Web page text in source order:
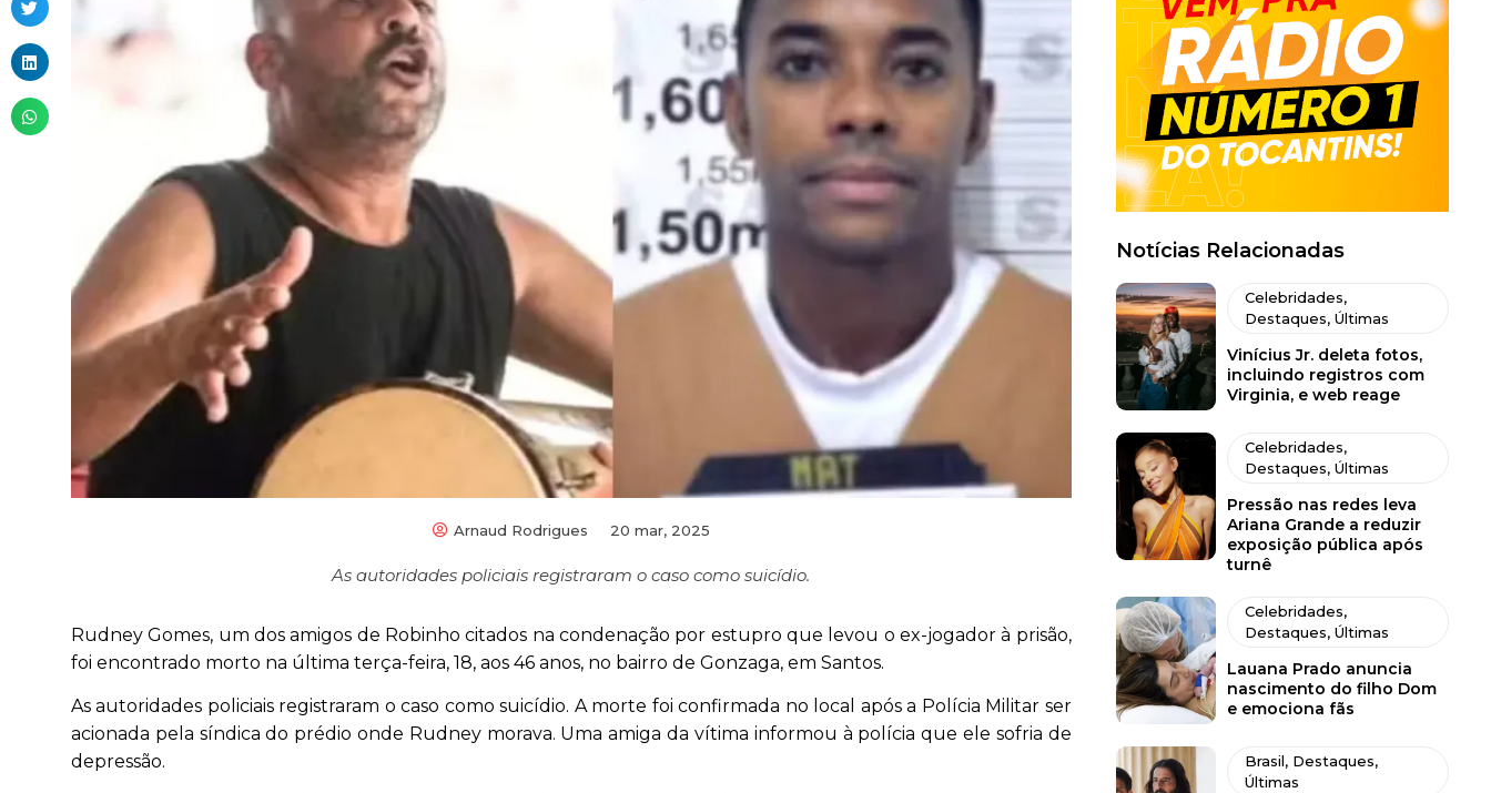
Arnaud Rodrigues 20 mar, 2025
As autoridades policiais registraram o caso como suicídio.
Rudney Gomes, um dos amigos de Robinho citados na condenação por estupro que levou o ex-jogador à prisão,
foi encontrado morto na última terça-feira, 18, aos 46 anos, no bairro de Gonzaga, em Santos.
As autoridades policiais registraram o caso como suicídio. A morte foi confirmada no local após a Polícia Militar ser
acionada pela síndica do prédio onde Rudney morava. Uma amiga da vítima informou à polícia que ele sofria de
depressão.
Notícias Relacionadas
Celebridades,
Destaques, Últimas
Vinícius Jr. deleta fotos,
incluindo registros com
Virginia, e web reage
Celebridades,
Destaques, Últimas
Pressão nas redes leva
Ariana Grande a reduzir
exposição pública após
turnê
Celebridades,
Destaques, Últimas
Lauana Prado anuncia
nascimento do filho Dom
e emociona fãs
Brasil, Destaques,
Últimas